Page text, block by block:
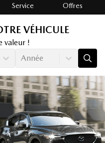
Service Offres
VÉHICULE
valeur !
Année